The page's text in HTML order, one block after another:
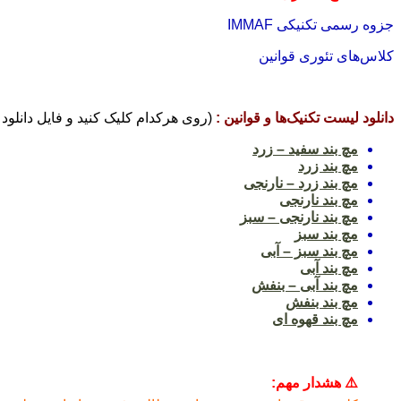
جزوه رسمی تکنیکی IMMAF
کلاس‌های تئوری قوانین
دانلود لیست تکنیک‌ها و قوانین : (روی هرکدام کلیک کنید و فایل دانلود
مچ بند سفید – زرد
مچ بند زرد
مچ بند زرد – نارنجی
مچ بند نارنجی
مچ بند نارنجی – سبز
مچ بند سبز
مچ بند سبز – آبی
مچ بند آبی
مچ بند آبی – بنفش
مچ بند بنفش
مچ بند قهوه ای
⚠️ هشدار مهم: